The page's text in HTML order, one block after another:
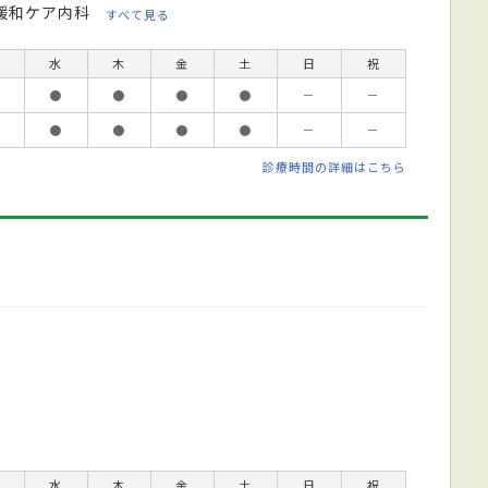
和ケア内科 すべて見る
水 木 金 土 日
祝
● ● ● ● －
－
● ● ● ● － －
診療時間の詳細はこちら